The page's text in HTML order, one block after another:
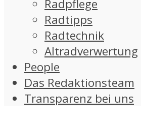
Radpflege
Radtipps
Radtechnik
Altradverwertung
People
Das Redaktionsteam
Transparenz bei uns